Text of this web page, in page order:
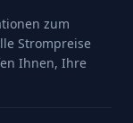
zum
Strompreise
Ihnen, Ihre